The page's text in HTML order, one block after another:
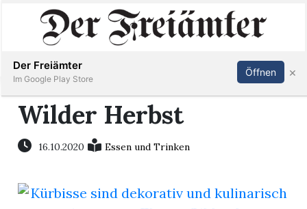
Immobilien
Inserieren Abonnieren Anmelden
Wilder Herbst
16.10.2020 Essen und Trinken
Der Freiämter
Im Google Play Store
Öffnen ×